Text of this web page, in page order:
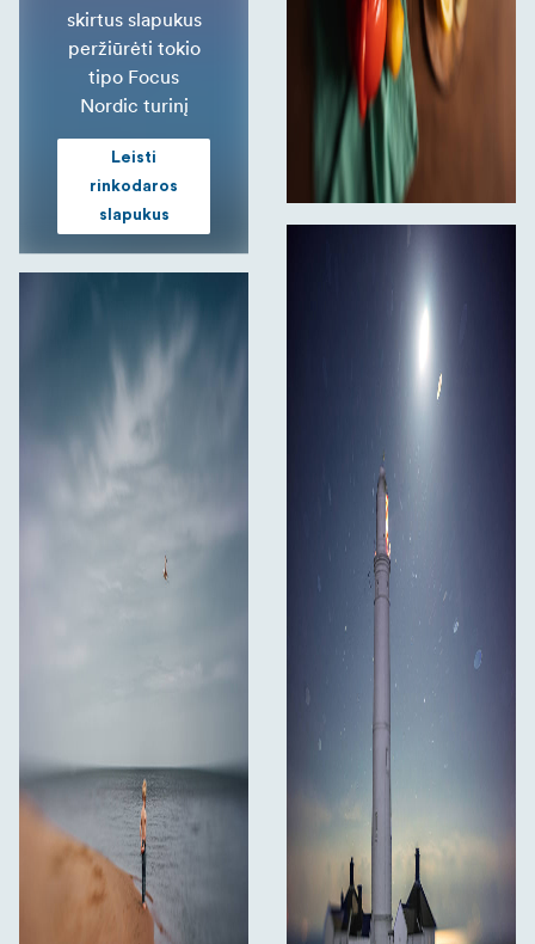
skirtus slapukus
peržiūrėti tokio
tipo Focus
Nordic turinį
Leisti
rinkodaros
slapukus